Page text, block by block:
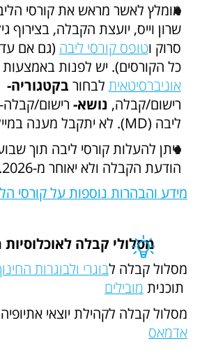
מומלץ לאשר מראש את קורסי
שרון וייס, יועצת הקבלה, בצירוף
סרוק וטופס קורסי ליבה (גם אם
כל הקורסים). יש לפנות באמצעות
אוניברסיטאית לבחור בקטגוריה-
רישום/קבלה, נושא- רישום/
ליבה (MD). לא יתקבל מענה במייל או בטלפון.
ניתן להעלות קורסי ליבה תוך
הודעת הקבלה ולא יאוחר מ-8.10.2026.
מידע והבהרות נוספות על קורסי
מסלולי קבלה לאוכלוסיות
מסלול קבלה לבוגרי ולבוגרות
תוכנית מובילים
מסלול קבלה לקהילת יוצאי
אדמאס